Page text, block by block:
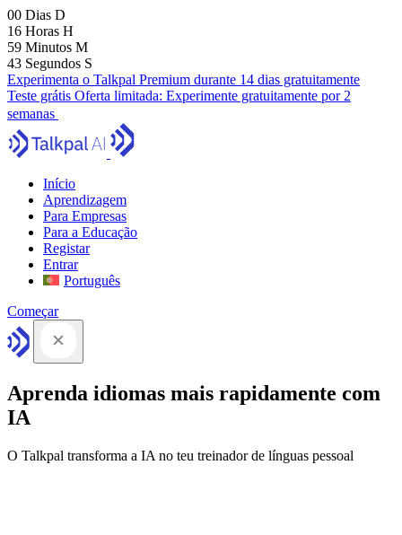
00 Dias D
16 Horas H
59 Minutos M
41 Segundos S
Experimenta o Talkpal Premium durante 14 dias gratuitamente
Teste grátis Oferta limitada: Experimente gratuitamente por 2
semanas
Início
Aprendizagem
Para Empresas
Para a Educação
Registar
Entrar
Português
Começar
Aprenda idiomas mais rapidamente com
IA
O Talkpal transforma a IA no teu treinador de línguas pessoal